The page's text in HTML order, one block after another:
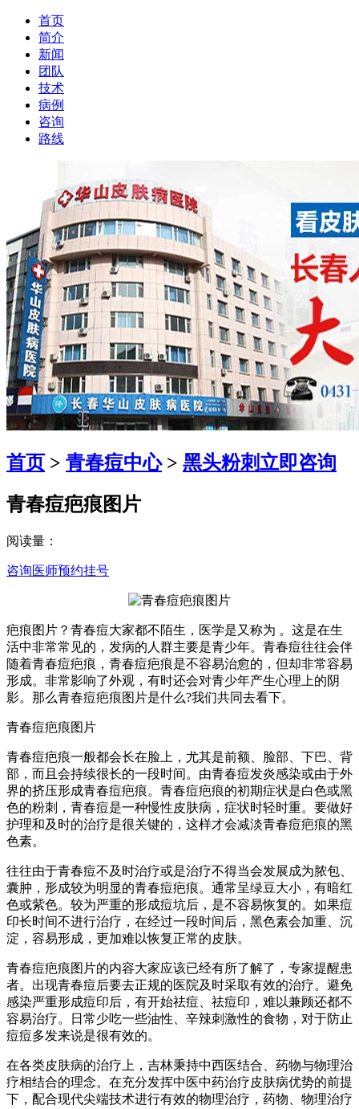
首页
简介
新闻
团队
技术
病例
咨询
路线
首页 > 青春痘中心> 黑头粉刺立即咨询
青春痘疤痕图片
阅读量：
咨询医师预约挂号
疤痕图片？青春痘大家都不陌生，医学是又称为 。这是在生
活中非常常见的，发病的人群主要是青少年。青春痘往往会伴
随着青春痘疤痕，青春痘疤痕是不容易治愈的，但却非常容易
形成。非常影响了外观，有时还会对青少年产生心理上的阴
影。那么青春痘疤痕图片是什么?我们共同去看下。
青春痘疤痕图片
青春痘疤痕一般都会长在脸上，尤其是前额、脸部、下巴、背
部，而且会持续很长的一段时间。由青春痘发炎感染或由于外
界的挤压形成青春痘疤痕。青春痘疤痕的初期症状是白色或黑
色的粉刺，青春痘是一种慢性皮肤病，症状时轻时重。要做好
护理和及时的治疗是很关键的，这样才会减淡青春痘疤痕的黑
色素。
往往由于青春痘不及时治疗或是治疗不得当会发展成为脓包、
囊肿，形成较为明显的青春痘疤痕。通常呈绿豆大小，有暗红
色或紫色。较为严重的形成痘坑后，是不容易恢复的。如果痘
印长时间不进行治疗，在经过一段时间后，黑色素会加重、沉
淀，容易形成，更加难以恢复正常的皮肤。
青春痘疤痕图片的内容大家应该已经有所了解了，专家提醒患
者。出现青春痘后要去正规的医院及时采取有效的治疗。避免
感染严重形成痘印后，有开始祛痘、祛痘印，难以兼顾还都不
容易治疗。日常少吃一些油性、辛辣刺激性的食物，对于防止
痘痘多发来说是很有效的。
在各类皮肤病的治疗上，吉林秉持中西医结合、药物与物理治
疗相结合的理念。在充分发挥中医中药治疗皮肤病优势的前提
下，配合现代尖端技术进行有效的物理治疗，药物、物理治疗